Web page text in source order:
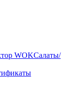
WOKСалаты/